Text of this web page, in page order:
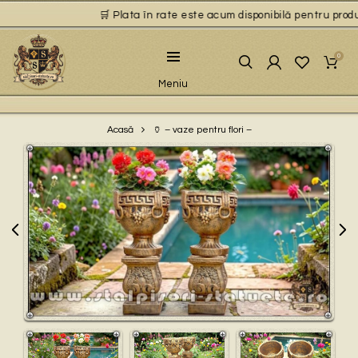
🛒 Plata în rate este acum disponibilă pentru
Meniu
0
Acasă 🏺 – vaze pentru flori –
Play